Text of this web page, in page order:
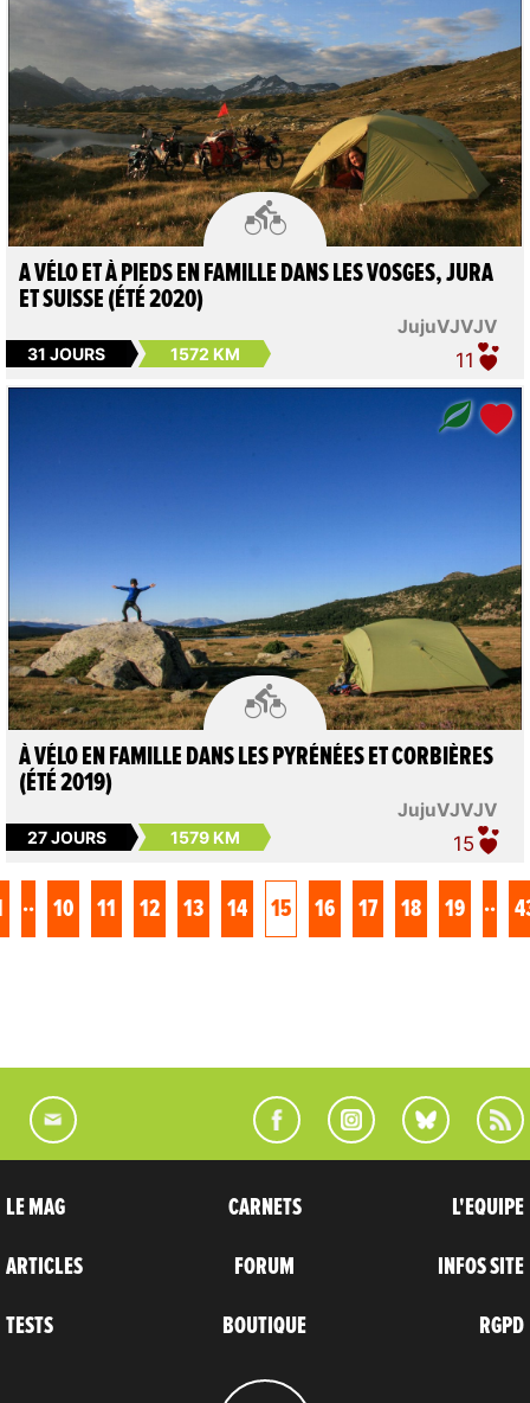

JujuVJVJV
A VÉLO ET À PIEDS EN FAMILLE DANS LES VOSGES, JURA
ET SUISSE (ÉTÉ 2020)
31 JOURS 1572 KM 11

JujuVJVJV
À VÉLO EN FAMILLE DANS LES PYRÉNÉES ET CORBIÈRES
(ÉTÉ 2019)
27 JOURS 1579 KM 15
.. 10 11 12 13 14 15 16 17 18 19 ..
LE MAG
ARTICLES
TESTS
CARNETS
FORUM
BOUTIQUE
L'EQUIPE
INFOS SITE
RGPD